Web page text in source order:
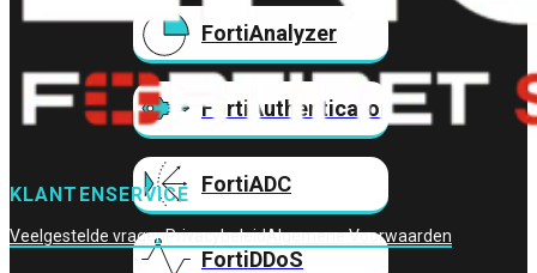
FortiAnalyzer
FortiAuthenticator
FortiADC
FortiDDoS
KLANTENSERVICE
Veelgestelde vragenPrivacybeleidAlgemene Voorwaarden